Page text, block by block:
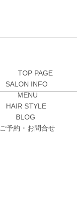
TOP PAGE
SALON INFO
MENU
HAIR STYLE
BLOG
ご予約・お問合せ